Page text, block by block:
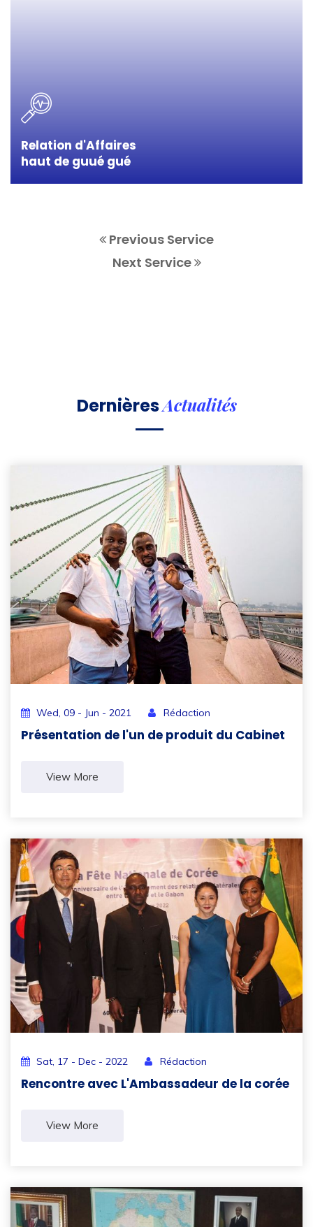
Relation d'Affaires
haut de guué gué
Previous Service
Next Service
DernièresActualités
Wed, 09 - Jun - 2021 Rédaction
Présentation de l'un de produit du Cabinet
View More
Sat, 17 - Dec - 2022 Rédaction
Rencontre avec L'Ambassadeur de la corée
View More